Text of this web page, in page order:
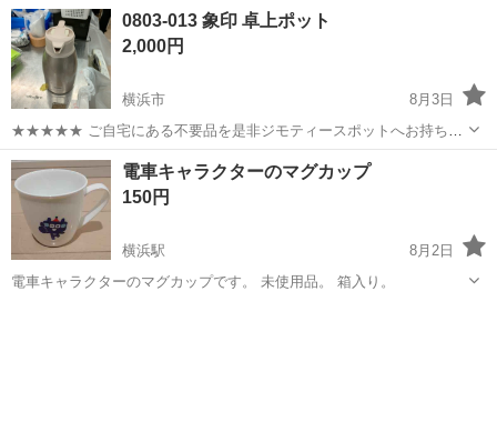
衣料服飾品、生活雑貨、家具、本、CD・DVDなどが無料でまとめて持
ち込めます！ ※詳細はこ...
神奈川 横浜市 食器 現地
0803-013 象印 卓上ポット
2,000円
横浜市
8月3日
★★★★★ ご自宅にある不要品を是非ジモティースポットへお持ち込
みしませんか？ 家電、趣味・スポーツ・レジャー用品、こども用品、
衣料服飾品、生活雑貨、家具、本、CD・DVDなどが無料でまとめて持
ち込めます！ ※詳細はこ...
神奈川 横浜市 食器 象印
電車キャラクターのマグカップ
150円
横浜駅
8月2日
電車キャラクターのマグカップです。 未使用品。 箱入り。